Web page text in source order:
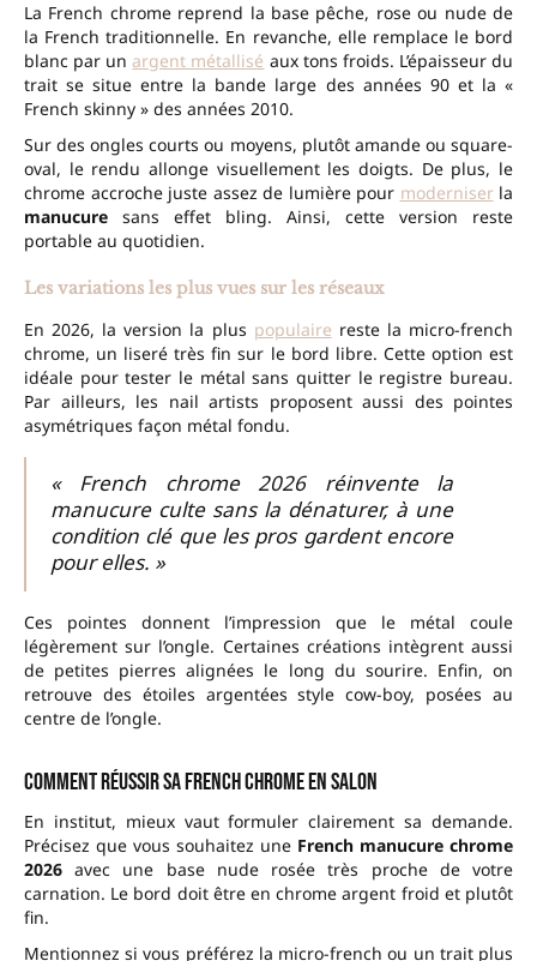
La French chrome reprend la base pêche, rose ou nude de
la French traditionnelle. En revanche, elle remplace le bord
blanc par un argent métallisé aux tons froids. L’épaisseur du
trait se situe entre la bande large des années 90 et la «
French skinny » des années 2010.
Sur des ongles courts ou moyens, plutôt amande ou square-
oval, le rendu allonge visuellement les doigts. De plus, le
chrome accroche juste assez de lumière pour moderniserla
manucure sans effet bling. Ainsi, cette version reste
portable au quotidien.
Les variations les plus vues sur les réseaux
En 2026, la version la plus populaire reste la micro-french
chrome, un liseré très fin sur le bord libre. Cette option est
idéale pour tester le métal sans quitter le registre bureau.
Par ailleurs, les nail artists proposent aussi des pointes
asymétriques façon métal fondu.
« French chrome 2026 réinvente la
manucure culte sans la dénaturer, à une
condition clé que les pros gardent encore
pour elles. »
Ces pointes donnent l’impression que le métal coule
légèrement sur l’ongle. Certaines créations intègrent aussi
de petites pierres alignées le long du sourire. Enfin, on
retrouve des étoiles argentées style cow-boy, posées au
centre de l’ongle.
Comment réussir sa French chrome en salon
En institut, mieux vaut formuler clairement sa demande.
Précisez que vous souhaitez une French manucure chrome
2026 avec une base nude rosée très proche de votre
carnation. Le bord doit être en chrome argent froid et plutôt
fin.
Mentionnez si vous préférez la micro-french ou un trait plus